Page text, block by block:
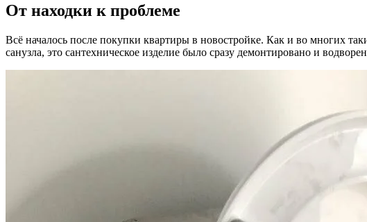
От находки к проблеме
Всё началось после покупки квартиры в новостройке. Как и во многих
санузла, это сантехническое изделие было сразу демонтировано и